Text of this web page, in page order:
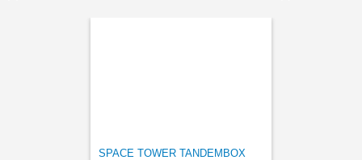
SPACE TOWER TANDEMBOX